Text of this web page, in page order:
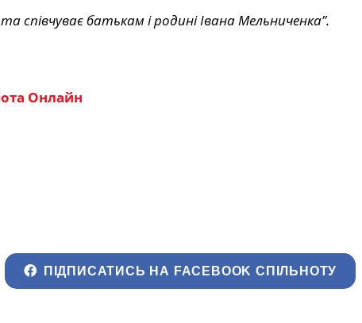
співчуває батькам і родині Івана Мельниченка”.
Онлайн
ПІДПИСАТИСЬ НА FACEBOOK СПІЛЬНОТУ